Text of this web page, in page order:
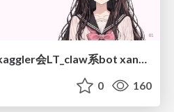
20260807_第6回_関東kaggler会LT_claw系bot xangiと始める、"寂しくない" kaggle
0 160